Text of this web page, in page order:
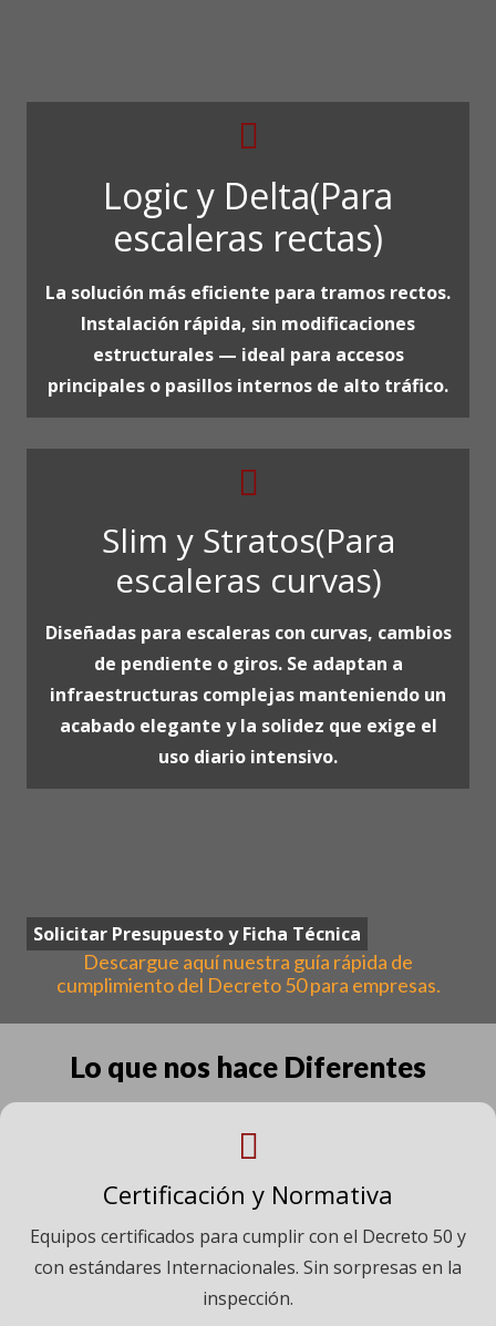
Logic y Delta(Para
escaleras rectas)
La solución más eficiente para tramos rectos.
Instalación rápida, sin modificaciones
estructurales — ideal para accesos
principales o pasillos internos de alto tráfico.
Slim y Stratos(Para
escaleras curvas)
Diseñadas para escaleras con curvas, cambios
de pendiente o giros. Se adaptan a
infraestructuras complejas manteniendo un
acabado elegante y la solidez que exige el
uso diario intensivo.
Solicitar Presupuesto y Ficha Técnica
Descargue aquí nuestra guía rápida de
cumplimiento del Decreto 50 para empresas.
Lo que nos hace Diferentes
Certificación y Normativa
Equipos certificados para cumplir con el Decreto 50 y
con estándares Internacionales. Sin sorpresas en la
inspección.